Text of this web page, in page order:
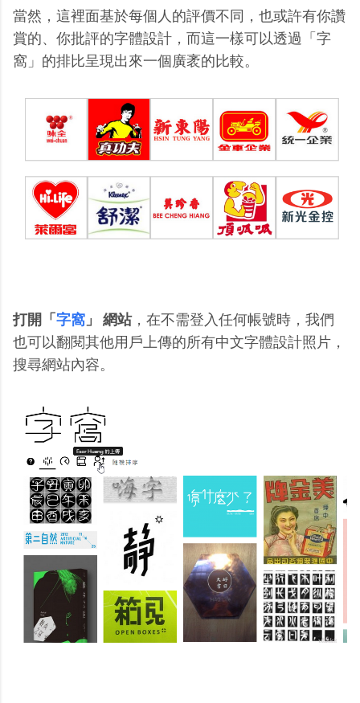
當然，這裡面基於每個人的評價不同，也或許有你讚
賞的、你批評的字體設計，而這一樣可以透過「字
窩」的排比呈現出來一個廣袤的比較。
打開「 字窩 」 網站，在不需登入任何帳號時，我們
也可以翻閱其他用戶上傳的所有中文字體設計照片，
搜尋網站內容。